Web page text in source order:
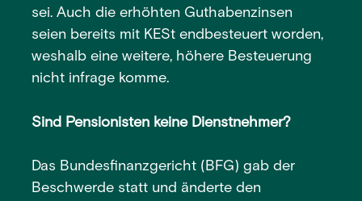
sei. Auch die erhöhten Guthabenzinsen
seien bereits mit KESt endbesteuert worden,
weshalb eine weitere, höhere Besteuerung
nicht infrage komme.
Sind Pensionisten keine Dienstnehmer?
Das Bundesfinanzgericht (BFG) gab der
Beschwerde statt und änderte den